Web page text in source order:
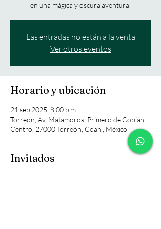
en una mágica y oscura aventura.
Las entradas no están a la venta
Ver otros eventos
Horario y ubicación
21 sep 2025, 8:00 p.m.
Torreón, Av. Matamoros, Primero de Cobián
Centro, 27000 Torreón, Coah., México
Invitados